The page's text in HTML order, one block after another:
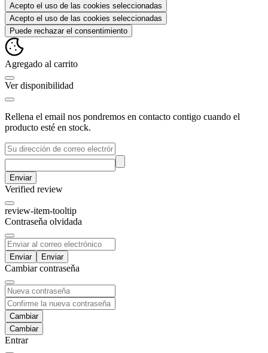
Acepto el uso de las cookies seleccionadas
Acepto el uso de las cookies seleccionadas
Puede rechazar el consentimiento
Agregado al carrito
Ver disponibilidad
Rellena el email nos pondremos en contacto contigo cuando el
producto esté en stock.
Enviar
Verified review
review-item-tooltip
Contraseňa olvidada
Enviar
Cambiar contraseňa
Cambiar
Entrar